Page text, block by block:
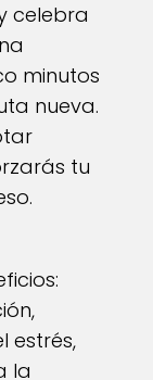
celebra
minutos
nueva.
tu
estrés,
la